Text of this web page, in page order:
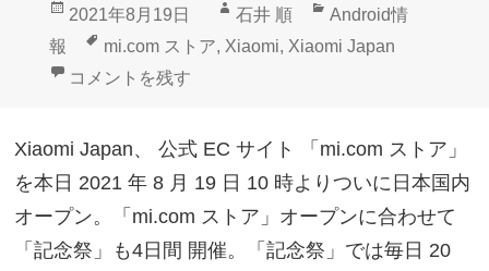
投
日:
2021年8月19日
作
成
石井 順
カ
テ
Android情
報
タ
グ
mi.com ストア, Xiaomi, Xiaomi Japan
「mi.com ストア」ついにオープン に
コメントを残す
Xiaomi Japan、 公式 EC サイト 「mi.com ストア」
を本日 2021 年 8 月 19 日 10 時よりついに日本国内
オープン。「mi.com ストア」オープンに合わせて
「記念祭」も4日間 開催。「記念祭」では毎日 20